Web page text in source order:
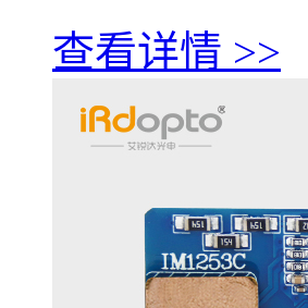
查看详情 >>